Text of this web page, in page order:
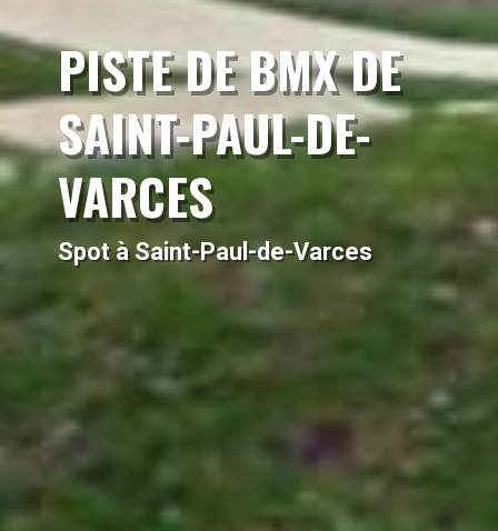
PISTE DE BMX DE
SAINT-PAUL-DE-
VARCES
Spot à Saint-Paul-de-Varces